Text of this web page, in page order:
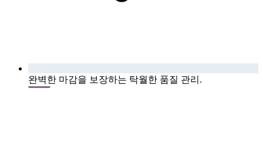
완벽한 마감을 보장하는 탁월한 품질 관리.